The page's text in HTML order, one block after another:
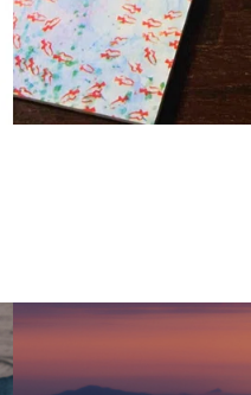
代表紹介
Service
インタビュー / 座談会